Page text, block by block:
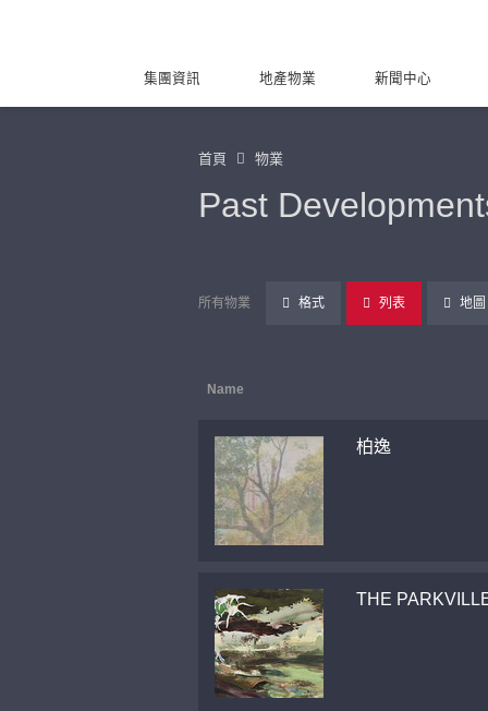
集團資訊 地產物業 新聞中心
首頁 物業
Past
所有物業 格式 列表 地圖
Name
柏逸
THE